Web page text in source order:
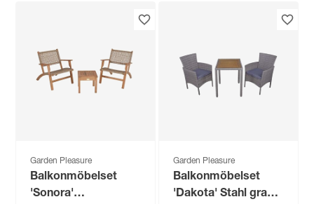
Garden Pleasure
Balkonmöbelset
'Sonora'
Garden Pleasure
Balkonmöbelset
'Dakota' Stahl grau